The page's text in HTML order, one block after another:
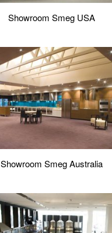
Showroom Smeg USA
Showroom Smeg Australia